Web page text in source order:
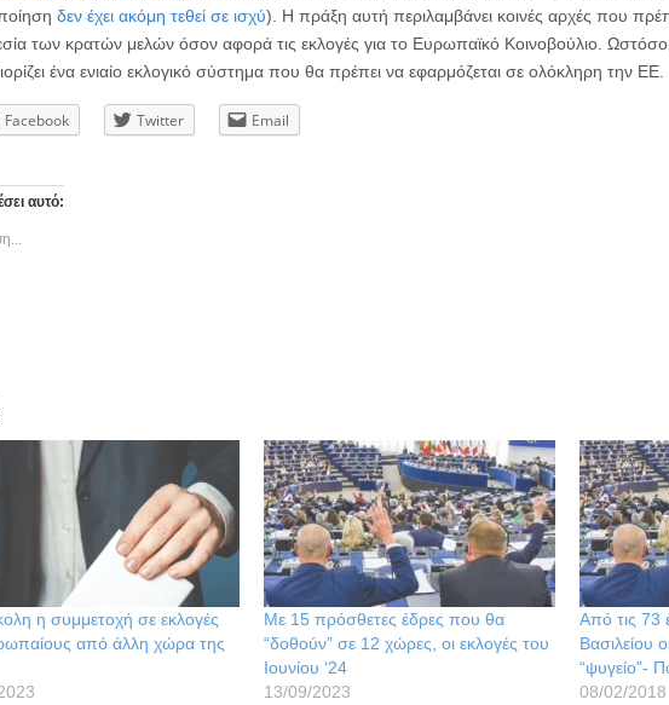
δεν έχει ακόμη τεθεί σε ισχύ). Η πράξη αυτή περιλαμβάνει κοινές αρχές που
των κρατών μελών όσον αφορά τις εκλογές για το Ευρωπαϊκό Κοινοβούλιο.
ένα ενιαίο εκλογικό σύστημα που θα πρέπει να εφαρμόζεται σε ολόκληρη την ΕΕ.
Facebook Twitter Email
αυτό:
η συμμετοχή σε εκλογές
από άλλη χώρα της
Με 15 πρόσθετες έδρες που θα
“δοθούν” σε 12 χώρες, οι εκλογές του
Ιουνίου ‘24
13/09/2023
Από τις 73
Βασιλείου
“ψυγείο”-
08/02/2018